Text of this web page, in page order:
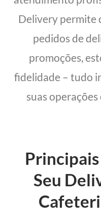
Delivery permite
pedidos de
promoções,
fidelidade – tudo
suas
Seu